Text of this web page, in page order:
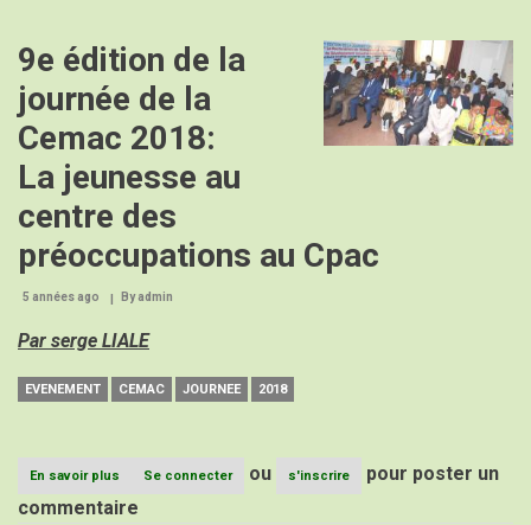
FEMME
:
Les
femmes
à
l’honneur
au
CPAC
Image
9e édition de la
journée de la
Cemac 2018:
La jeunesse au
centre des
préoccupations au Cpac
5 années ago Byadmin
Par serge LIALE
EVENEMENT CEMAC JOURNEE 2018
En savoir plus
9e
édition
Se connecter ou s'inscrire
pour poster un
commentaire